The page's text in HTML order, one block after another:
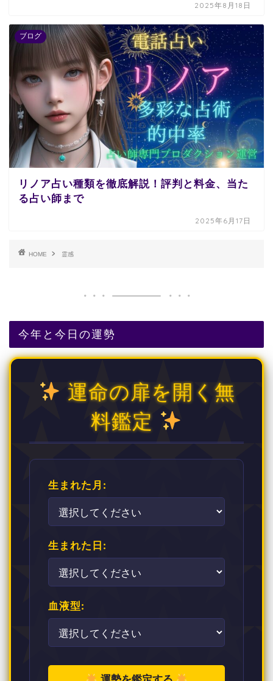
2025年8月18日
ブログ
リノア占い種類を徹底解説！評判と料金、当た
る占い師まで
2025年6月17日
HOME 霊感
今年と今日の運勢
運命の扉を開く無
料鑑定
生まれた月:
生まれた日:
血液型: